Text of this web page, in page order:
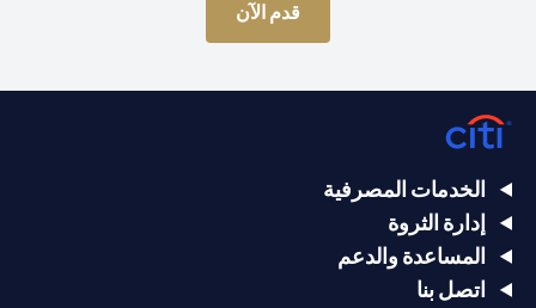
قدم الآن
الخدمات المصرفية
إدارة الثروة
المساعدة والدعم
اتصل بنا